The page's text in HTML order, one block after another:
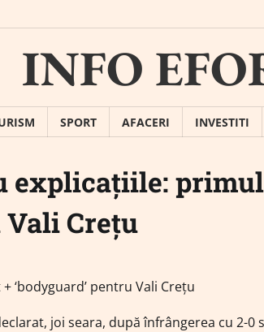
INFO
SPORT AFACERI INVESTITI
explicațiile:
Vali Crețu
joi seara, după înfrângerea cu 2-0